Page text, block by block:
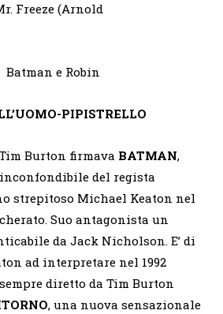
Freeze (Arnold
PIPISTRELLO
Burton firmava BATMAN,
del regista
strepitoso Michael Keaton nel
Suo antagonista un
da Jack Nicholson. E’ di
ad interpretare nel 1992
diretto da Tim Burton
, una nuova sensazionale